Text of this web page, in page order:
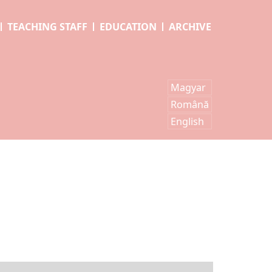
Magyar
Română
English
TEACHING STAFF EDUCATION ARCHIVE